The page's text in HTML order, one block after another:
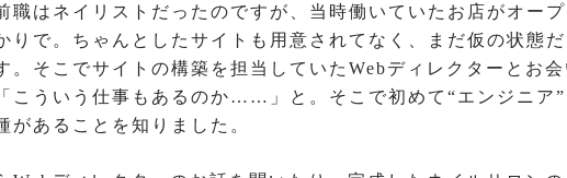
職はネイリストだったのですが、当時働いていたお店がオープ
りで。ちゃんとしたサイトも用意されてなく、まだ仮の状態だ
。そこでサイトの構築を担当していたWebディレクターとお会
こういう仕事もあるのか……」と。そこで初めて“エンジニア”
があることを知りました。